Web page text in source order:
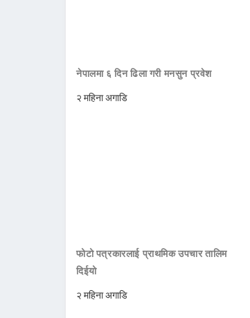
नेपालमा ६ दिन ढिला गरी मनसुन प्रवेश
२ महिना अगाडि
फोटो पत्रकारलाई प्राथमिक उपचार तालिम
दिईयो
२ महिना अगाडि